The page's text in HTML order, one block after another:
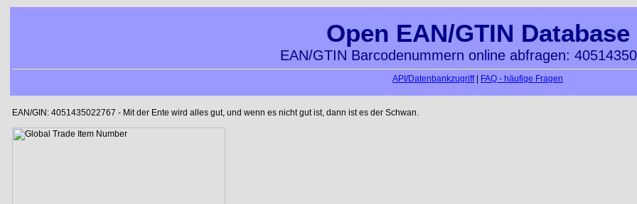
Open EAN/GTIN Database
EAN/GTIN Barcodenummern online abfragen:
API/Datenbankzugriff| FAQ - häufige Fragen
EAN/GIN: 4051435022767 - Mit der Ente wird alles gut, und wenn es nicht gut ist, dann ist es der Schwan.